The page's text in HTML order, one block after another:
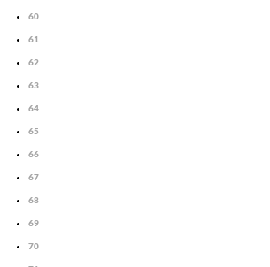
60
61
62
63
64
65
66
67
68
69
70